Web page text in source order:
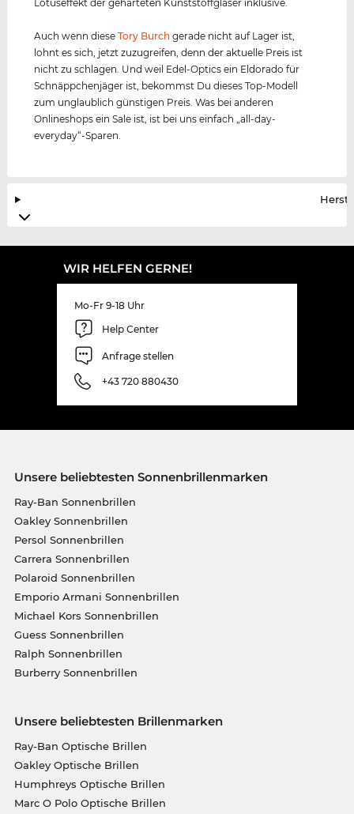
Lotuseffekt der gehärteten Kunststoffgläser inklusive.
Auch wenn dieseTory Burch gerade nicht auf Lager ist,
lohnt es sich, jetzt zuzugreifen, denn der aktuelle Preis ist
nicht zu schlagen. Und weil Edel-Optics ein Eldorado für
Schnäppchenjäger ist, bekommst Du dieses Top-Modell
zum unglaublich günstigen Preis. Was bei anderen
Onlineshops ein Sale ist, ist bei uns einfach „all-day-
everyday“-Sparen.
WIR HELFEN GERNE!
Mo-Fr 9-18 Uhr
Help Center
Anfrage stellen
+43 720 880430
Unsere beliebtesten Sonnenbrillenmarken
Ray-Ban Sonnenbrillen
Oakley Sonnenbrillen
Persol Sonnenbrillen
Carrera Sonnenbrillen
Polaroid Sonnenbrillen
Emporio Armani Sonnenbrillen
Michael Kors Sonnenbrillen
Guess Sonnenbrillen
Ralph Sonnenbrillen
Burberry Sonnenbrillen
Unsere beliebtesten Brillenmarken
Ray-Ban Optische Brillen
Oakley Optische Brillen
Humphreys Optische Brillen
Marc O Polo Optische Brillen